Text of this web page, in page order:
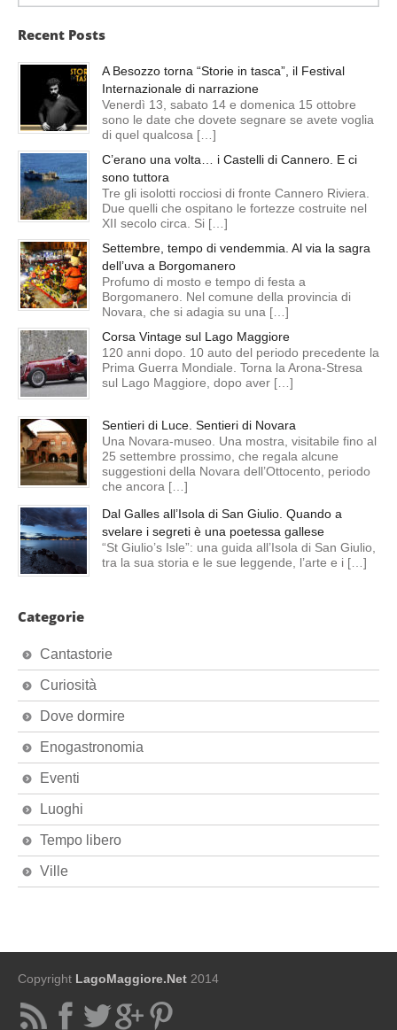
Recent Posts
A Besozzo torna “Storie in tasca”, il Festival
Internazionale di narrazione
Venerdì 13, sabato 14 e domenica 15 ottobre
sono le date che dovete segnare se avete voglia
di quel qualcosa […]
C’erano una volta… i Castelli di Cannero. E ci
sono tuttora
Tre gli isolotti rocciosi di fronte Cannero Riviera.
Due quelli che ospitano le fortezze costruite nel
XII secolo circa. Si […]
Settembre, tempo di vendemmia. Al via la sagra
dell’uva a Borgomanero
Profumo di mosto e tempo di festa a
Borgomanero. Nel comune della provincia di
Novara, che si adagia su una […]
Corsa Vintage sul Lago Maggiore
120 anni dopo. 10 auto del periodo precedente la
Prima Guerra Mondiale. Torna la Arona-Stresa
sul Lago Maggiore, dopo aver […]
Sentieri di Luce. Sentieri di Novara
Una Novara-museo. Una mostra, visitabile fino al
25 settembre prossimo, che regala alcune
suggestioni della Novara dell’Ottocento, periodo
che ancora […]
Dal Galles all’Isola di San Giulio. Quando a
svelare i segreti è una poetessa gallese
“St Giulio’s Isle”: una guida all’Isola di San Giulio,
tra la sua storia e le sue leggende, l’arte e i […]
Categorie
Cantastorie
Curiosità
Dove dormire
Enogastronomia
Eventi
Luoghi
Tempo libero
Ville
Copyright LagoMaggiore.Net 2014